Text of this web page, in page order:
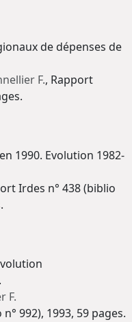
de dépenses de
F., Rapport
1990. Evolution 1982-
Irdes n° 438 (biblio
F.
992), 1993, 59 pages.